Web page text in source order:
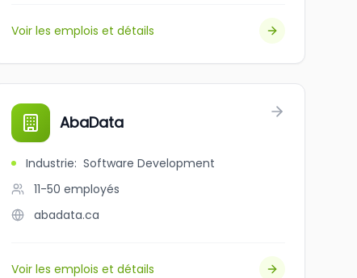
Voir les emplois et détails
AbaData
Industrie: Software Development
11-50 employés
abadata.ca
Voir les emplois et détails